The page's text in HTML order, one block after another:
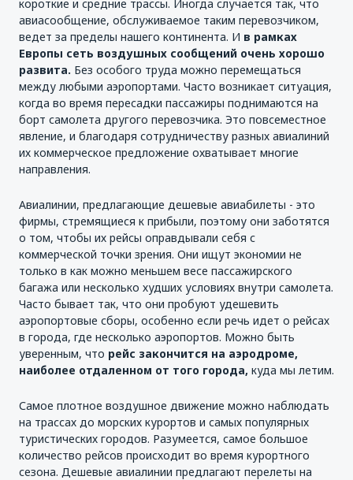
короткие и средние трассы. Иногда случается так, что
авиасообщение, обслуживаемое таким перевозчиком,
ведет за пределы нашего континента. И в рамках
Европы сеть воздушных сообщений очень хорошо
развита. Без особого труда можно перемещаться
между любыми аэропортами. Часто возникает ситуация,
когда во время пересадки пассажиры поднимаются на
борт самолета другого перевозчика. Это повсеместное
явление, и благодаря сотрудничеству разных авиалиний
их коммерческое предложение охватывает многие
направления.
Авиалинии, предлагающие дешевые авиабилеты - это
фирмы, стремящиеся к прибыли, поэтому они заботятся
о том, чтобы их рейсы оправдывали себя с
коммерческой точки зрения. Они ищут экономии не
только в как можно меньшем весе пассажирского
багажа или несколько худших условиях внутри самолета.
Часто бывает так, что они пробуют удешевить
аэропортовые сборы, особенно если речь идет о рейсах
в города, где несколько аэропортов. Можно быть
уверенным, что рейс закончится на аэродроме,
наиболее отдаленном от того города, куда мы летим.
Самое плотное воздушное движение можно наблюдать
на трассах до морских курортов и самых популярных
туристических городов. Разумеется, самое большое
количество рейсов происходит во время курортного
сезона. Дешевые авиалинии предлагают перелеты на